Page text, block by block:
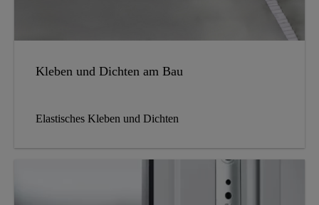
Kleben und Dichten am Bau
Elastisches Kleben und Dichten